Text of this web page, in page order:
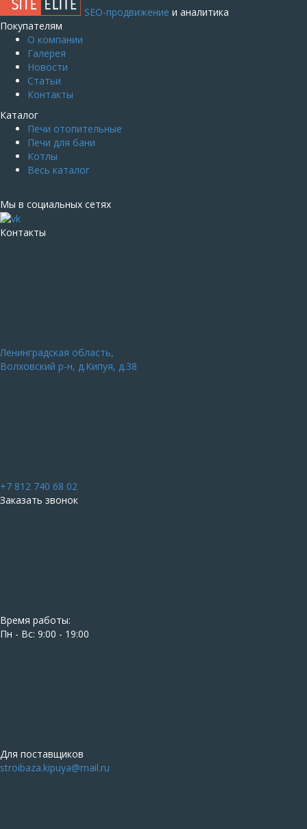
SEO-продвижение и аналитика
Покупателям
О компании
Галерея
Новости
Статьи
Контакты
Каталог
Печи отопительные
Печи для бани
Котлы
Весь каталог
Мы в социальных сетях
Контакты
Ленинградская область,
Волховский р-н, д.Кипуя, д.38
+7 812 740 68 02
Заказать звонок
Время работы:
Пн - Вс: 9:00 - 19:00
Для поставщиков
stroibaza.kipuya@mail.ru